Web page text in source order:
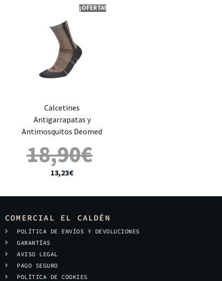
¡OFERTA!
Calcetines
Antigarrapatas y
Antimosquitos Deomed
18,90€
13,23€
COMERCIAL EL CALDÉN
POLÍTICA DE ENVÍOS Y DEVOLUCIONES
GARANTÍAS
AVISO LEGAL
PAGO SEGURO
POLÍTICA DE COOKIES